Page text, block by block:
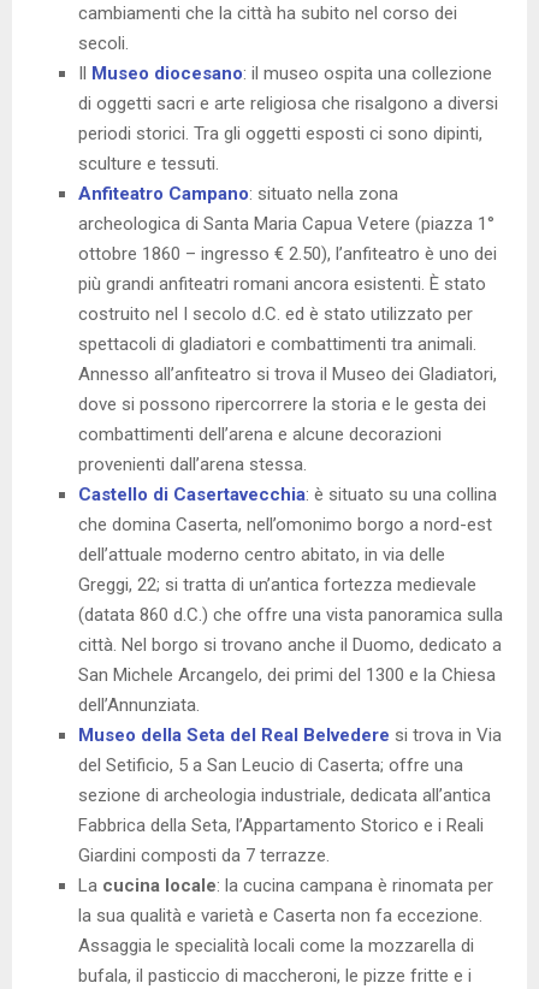
cambiamenti che la città ha subito nel corso dei
secoli.
Il Museo diocesano: il museo ospita una collezione
di oggetti sacri e arte religiosa che risalgono a diversi
periodi storici. Tra gli oggetti esposti ci sono dipinti,
sculture e tessuti.
Anfiteatro Campano: situato nella zona
archeologica di Santa Maria Capua Vetere (piazza 1°
ottobre 1860 – ingresso € 2.50), l’anfiteatro è uno dei
più grandi anfiteatri romani ancora esistenti. È stato
costruito nel I secolo d.C. ed è stato utilizzato per
spettacoli di gladiatori e combattimenti tra animali.
Annesso all’anfiteatro si trova il Museo dei Gladiatori,
dove si possono ripercorrere la storia e le gesta dei
combattimenti dell’arena e alcune decorazioni
provenienti dall’arena stessa.
Castello di Casertavecchia: è situato su una collina
che domina Caserta, nell’omonimo borgo a nord-est
dell’attuale moderno centro abitato, in via delle
Greggi, 22; si tratta di un’antica fortezza medievale
(datata 860 d.C.) che offre una vista panoramica sulla
città. Nel borgo si trovano anche il Duomo, dedicato a
San Michele Arcangelo, dei primi del 1300 e la Chiesa
dell’Annunziata.
Museo della Seta del Real Belvedere si trova in Via
del Setificio, 5 a San Leucio di Caserta; offre una
sezione di archeologia industriale, dedicata all’antica
Fabbrica della Seta, l’Appartamento Storico e i Reali
Giardini composti da 7 terrazze.
La cucina locale: la cucina campana è rinomata per
la sua qualità e varietà e Caserta non fa eccezione.
Assaggia le specialità locali come la mozzarella di
bufala, il pasticcio di maccheroni, le pizze fritte e i